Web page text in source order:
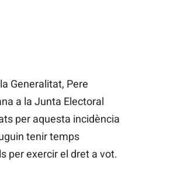
Generalitat, Pere
a la Junta Electoral
per aquesta incidència
tenir temps
per exercir el dret a vot.